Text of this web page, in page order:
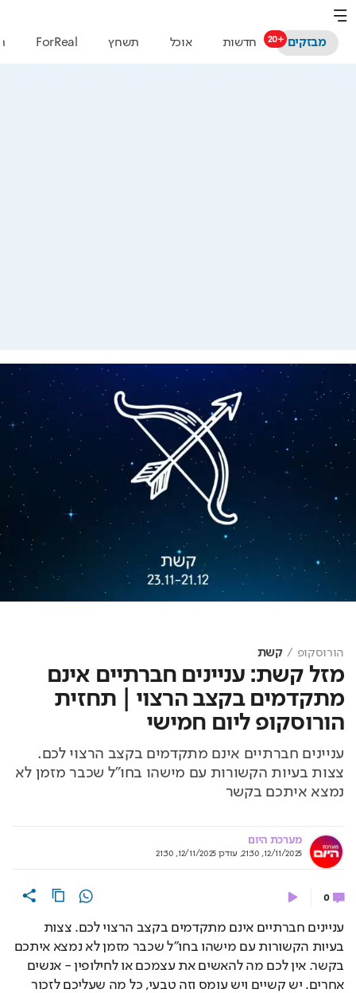
מבזקים חדשות אוכל תשחץ ForReal
הורוסקופ קשת
מזל קשת: עניינים חברתיים אינם
מתקדמים בקצב הרצוי | תחזית
הורוסקופ ליום חמישי
עניינים חברתיים אינם מתקדמים בקצב הרצוי לכם.
צצות בעיות הקשורות עם מישהו בחו"ל שכבר מזמן לא
נמצא איתכם בקשר
מערכת היום
12/11/2025, 21:30
, עודכן12/11/2025, 21:30
0
עניינים חברתיים אינם מתקדמים בקצב הרצוי לכם. צצות
בעיות הקשורות עם מישהו בחו"ל שכבר מזמן לא נמצא איתכם
בקשר. אין לכם מה להאשים את עצמכם או לחילופין - אנשים
אחרים. יש קשיים ויש עומס וזה טבעי, כל מה שעליכם לזכור